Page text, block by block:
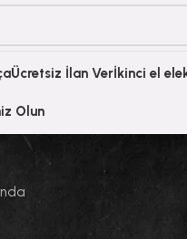
Ücretsiz İlan Verİkinci el
Olun